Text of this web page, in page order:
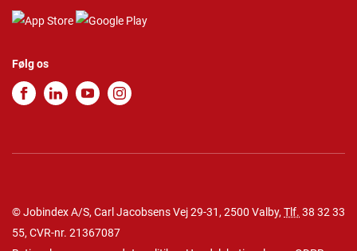
Følg os
© Jobindex A/S, Carl Jacobsens Vej 29-31, 2500 Valby, Tlf. 38 32 33
55, CVR-nr. 21367087